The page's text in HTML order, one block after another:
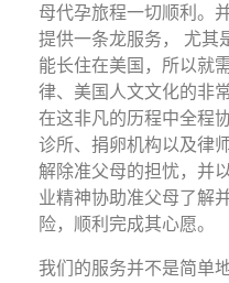
母代孕旅程一切顺利。
提供一条龙服务， 尤其
能长住在美国，所以就
律、美国人文文化的非
在这非凡的历程中全程
诊所、捐卵机构以及律
解除准父母的担忧，并
业精神协助准父母了解
险，顺利完成其心愿。
我们的服务并不是简单